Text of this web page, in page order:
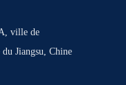
ville de
Jiangsu, Chine